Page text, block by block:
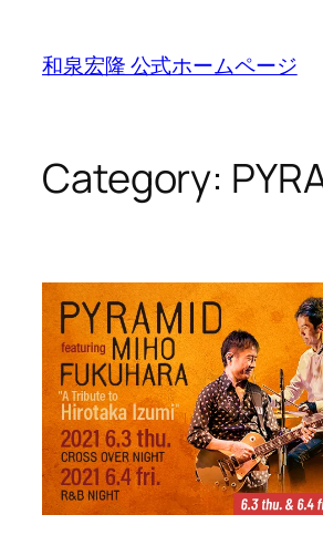
content
和泉宏隆 公式ホームページ
Category: